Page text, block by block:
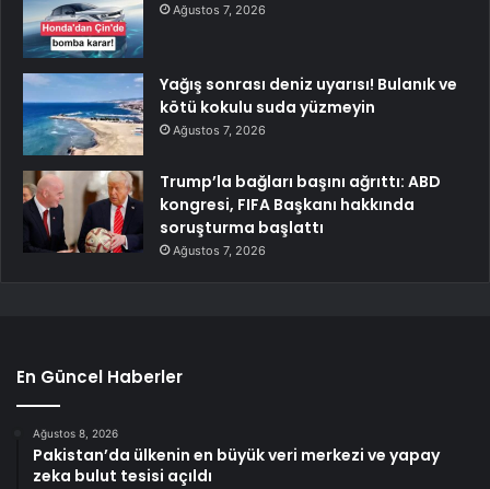
Ağustos 7, 2026
Yağış sonrası deniz uyarısı! Bulanık ve
kötü kokulu suda yüzmeyin
Ağustos 7, 2026
Trump’la bağları başını ağrıttı: ABD
kongresi, FIFA Başkanı hakkında
soruşturma başlattı
Ağustos 7, 2026
En Güncel Haberler
Ağustos 8, 2026
Pakistan’da ülkenin en büyük veri merkezi ve yapay
zeka bulut tesisi açıldı